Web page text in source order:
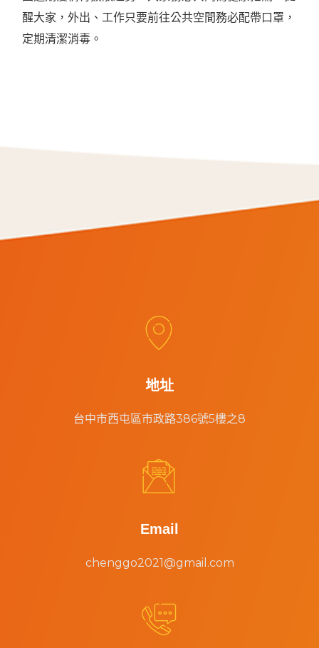
醒大家，外出、工作只要前往公共空間務必配帶口罩，
定期清潔消毒。


地址
台中市西屯區市政路386號5樓之8


Email
chenggo2021@gmail.com

